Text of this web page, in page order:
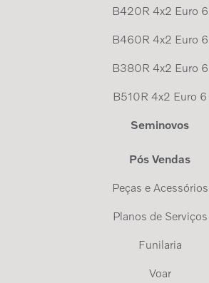
B420R 4x2 Euro 6
B460R 4x2 Euro 6
B380R 4x2 Euro 6
B510R 4x2 Euro 6
Seminovos
Pós Vendas
Peças e Acessórios
Planos de Serviços
Funilaria
Voar